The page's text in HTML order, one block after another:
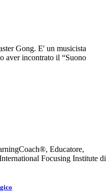
Gong. E' un musicista
aver incontrato il “Suono
Educatore,
Focusing Institute di